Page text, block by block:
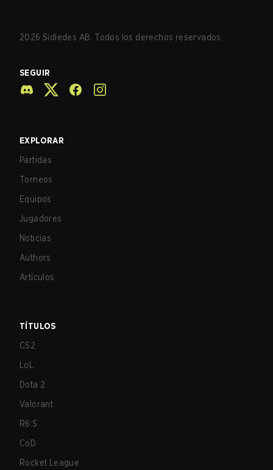
2026 Sidledes AB. Todos los derechos reservados.
SEGUIR
EXPLORAR
Partidas
Torneos
Equipos
Jugadores
Noticias
Authors
Artículos
TÍTULOS
CS2
LoL
Dota 2
Valorant
R6:S
CoD
Rocket League